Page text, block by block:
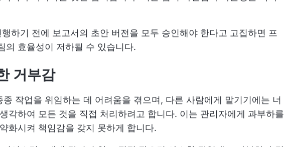
하기 전에 보고서의 초안 버전을 모두 승인해야 한다고 고집하면 프
의 효율성이 저하될 수 있습니다.
거부감
작업을 위임하는 데 어려움을 겪으며, 다른 사람에게 맡기기에는 너
각하여 모든 것을 직접 처리하려고 합니다. 이는 관리자에게 과부하를
화시켜 책임감을 갖지 못하게 합니다.